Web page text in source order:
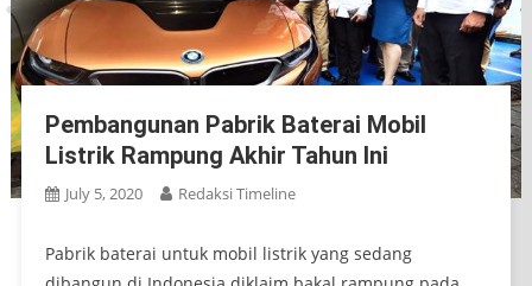
Pembangunan Pabrik Baterai Mobil
Listrik Rampung Akhir Tahun Ini
July 5, 2020 Redaksi Timeline
Pabrik baterai untuk mobil listrik yang sedang